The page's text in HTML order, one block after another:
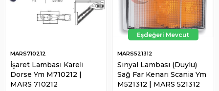
İşaret Lambası Kareli
Dorse Ym M710212 |
MARS 710212
MARS710212
Sinyal Lambası (Duylu)
Sağ Far Kenarı Scania Ym
M521312 | MARS 521312
MARS521312